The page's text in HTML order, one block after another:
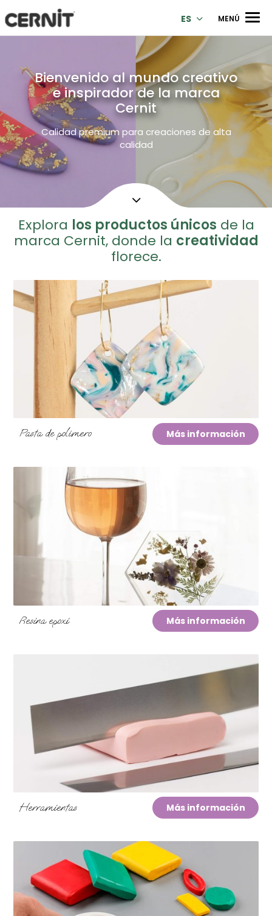
Cernit Une qualité haut de gamme pour des créations
ES MENÚ
Bienvenido al mundo creativo
e inspirador de la marca
Cernit
Calidad premium para creaciones de alta
calidad
Explora los productos únicos de la
marca Cernit, donde la creatividad
florece.
Pasta de polímero Más información
Resina epoxi Más información
Herramientas Más información